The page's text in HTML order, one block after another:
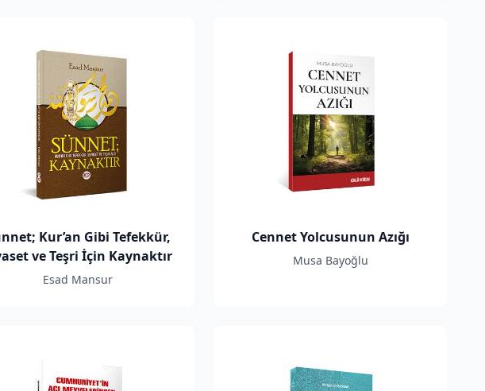
Kur’an Gibi Tefekkür,
ve Teşri İçin Kaynaktır
Esad Mansur
Cennet Yolcusunun Azığı
Musa Bayoğlu